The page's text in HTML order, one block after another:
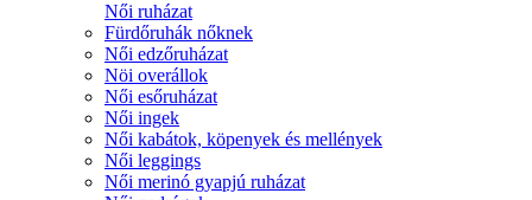
Női ruházat
Fürdőruhák nőknek
Női edzőruházat
Nöi overállok
Női esőruházat
Női ingek
Női kabátok, köpenyek és mellények
Női leggings
Női merinó gyapjú ruházat